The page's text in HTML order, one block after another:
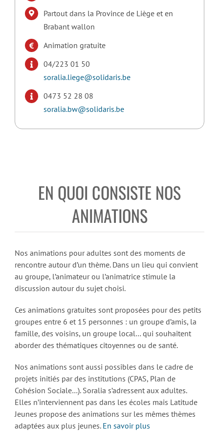
Partout dans la Province de Liège et en
Brabant wallon
Animation gratuite
04/223 01 50
soralia.liege@solidaris.be
0473 52 28 08
soralia.bw@solidaris.be
EN QUOI CONSISTE NOS
ANIMATIONS
Nos animations pour adultes sont des moments de
rencontre autour d’un thème. Dans un lieu qui convient
au groupe, l’animateur ou l’animatrice stimule la
discussion autour du sujet choisi.
Ces animations gratuites sont proposées pour des petits
groupes entre 6 et 15 personnes : un groupe d’amis, la
famille, des voisins, un groupe local… qui souhaitent
aborder des thématiques citoyennes ou de santé.
Nos animations sont aussi possibles dans le cadre de
projets initiés par des institutions (CPAS, Plan de
Cohésion Sociale…). Soralia s’adressent aux adultes.
Elles n’interviennent pas dans les écoles mais Latitude
Jeunes propose des animations sur les mêmes thèmes
adaptées aux plus jeunes. En savoir plus